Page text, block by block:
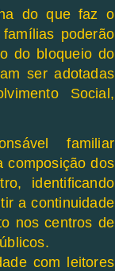
do que faz o
poderão
do bloqueio do
ser adotadas
Social,
familiar
composição dos
identificando
a continuidade
nos centros de
com leitores